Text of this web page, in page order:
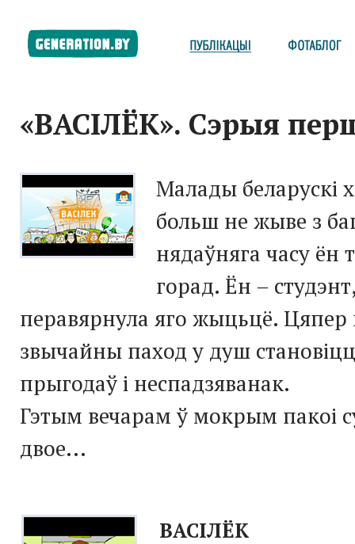
«ВАСІЛЁК». Сэрыя
Малады беларускі
больш не жыве з
нядаўняга часу ён
горад. Ён –
перавярнула яго жыцьцё. Цяпер
звычайны паход у душ
прыгодаў і неспадзяванак.
Гэтым вечарам ў мокрым пакоі
двое...
ВАСІЛЁК